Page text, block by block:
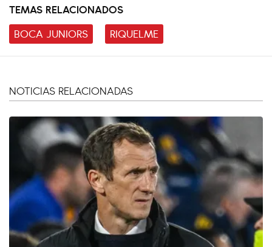
TEMAS RELACIONADOS
BOCA JUNIORS
RIQUELME
NOTICIAS RELACIONADAS